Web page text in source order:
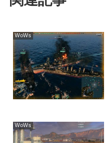
WoWs
WoWs